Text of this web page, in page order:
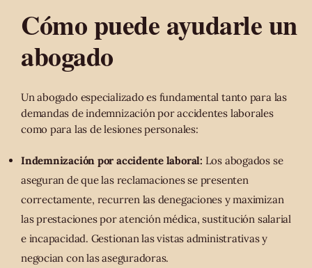
Cómo puede ayudarle un
abogado
Un abogado especializado es fundamental tanto para las
demandas de indemnización por accidentes laborales
como para las de lesiones personales:
Indemnización por accidente laboral: Los abogados se
aseguran de que las reclamaciones se presenten
correctamente, recurren las denegaciones y maximizan
las prestaciones por atención médica, sustitución salarial
e incapacidad. Gestionan las vistas administrativas y
negocian con las aseguradoras.